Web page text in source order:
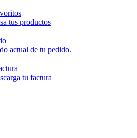
tus productos
actual de tu pedido.
tu factura